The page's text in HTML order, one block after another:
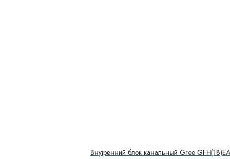
Внутренний блок канальный Gree